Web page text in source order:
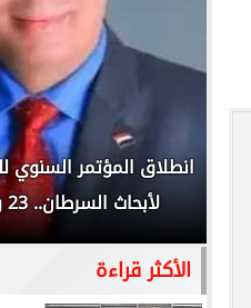
انطلاق المؤتمر السنوي
لأبحاث السرطان.. 23 و24 سبتمبر
الأكثر قراءة